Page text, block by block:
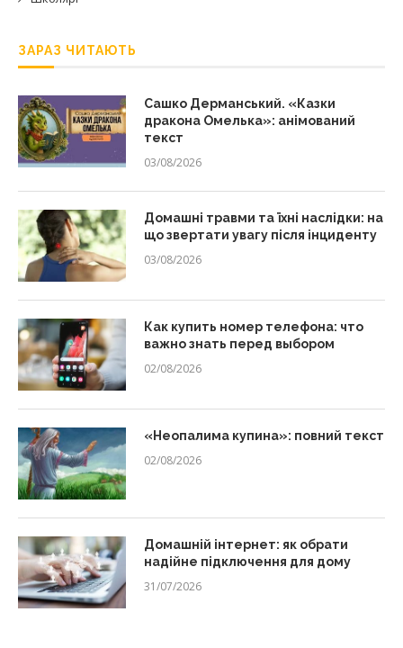
ЗАРАЗ ЧИТАЮТЬ
Сашко Дерманський. «Казки
дракона Омелька»: анімований
текст
03/08/2026
Домашні травми та їхні наслідки: на
що звертати увагу після інциденту
03/08/2026
Как купить номер телефона: что
важно знать перед выбором
02/08/2026
«Неопалима купина»: повний текст
02/08/2026
Домашній інтернет: як обрати
надійне підключення для дому
31/07/2026